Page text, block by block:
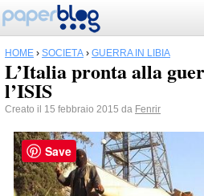
HOME › SOCIETÀ › GUERRA IN LIBIA
L’Italia pronta alla
l’ISIS
Creato il 15 febbraio 2015 da Fenrir
Save